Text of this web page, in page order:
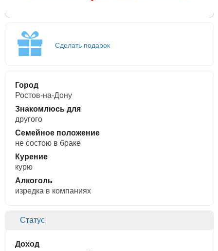
Сделать подарок
Город
Ростов-на-Дону
Знакомлюсь для
другого
Семейное положение
не состою в браке
Курение
курю
Алкоголь
изредка в компаниях
Статус
Доход